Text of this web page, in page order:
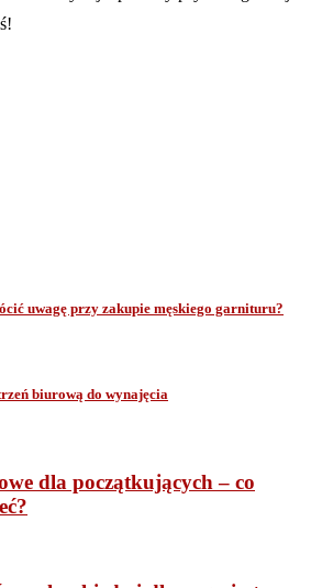
uwagę przy zakupie męskiego garnituru?
biurową do wynajęcia
dla początkujących – co